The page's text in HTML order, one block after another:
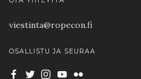
viestinta@ropecon.fi
OSALLISTU JA SEURAA